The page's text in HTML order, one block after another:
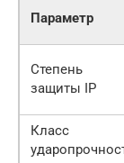
Параметр
Степень
защиты IP
Класс